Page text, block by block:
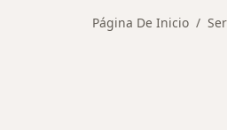
Página De Inicio